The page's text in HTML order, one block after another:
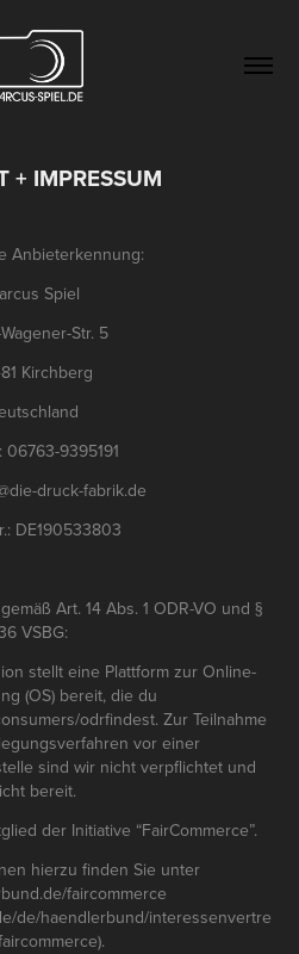
+ IMPRESSUM
Anbieterkennung:
Spiel
Str. 5
Kirchberg
06763-9395191
druck-fabrik.de
DE190533803
Art. 14 Abs. 1 ODR-VO und §
VSBG:
stellt eine Plattform zur Online-
(OS) bereit, die du
odrfindest. Zur Teilnahme
vor einer
sind wir nicht verpflichtet und
bereit.
der Initiative “FairCommerce”.
hierzu finden Sie unter
faircommerce
de/haendlerbund/interessenvertre